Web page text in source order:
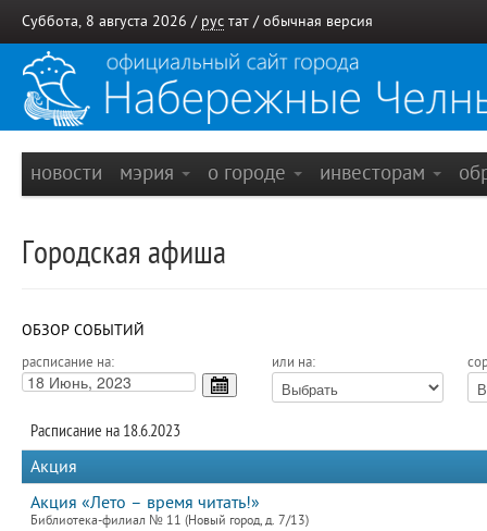
Суббота, 8 августа 2026 / рус тат / обычная версия
новости мэрия о городе инвесторам
Городская афиша
ОБЗОР СОБЫТИЙ
расписание на: или на:
Расписание на 18.6.2023
Акция
Акция «Лето – время читать!»
Библиотека-филиал № 11 (Новый город, д. 7/13)